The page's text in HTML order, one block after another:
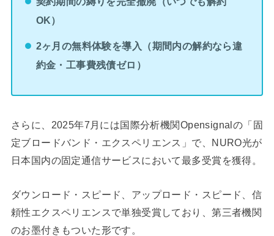
OK）
2ヶ月の無料体験を導入（期間内の解約なら違
約金・工事費残債ゼロ）
さらに、2025年7月には国際分析機関Opensignalの「固
定ブロードバンド・エクスペリエンス」で、NURO光が
日本国内の固定通信サービスにおいて最多受賞を獲得。
ダウンロード・スピード、アップロード・スピード、信
頼性エクスペリエンスで単独受賞しており、第三者機関
のお墨付きもついた形です。